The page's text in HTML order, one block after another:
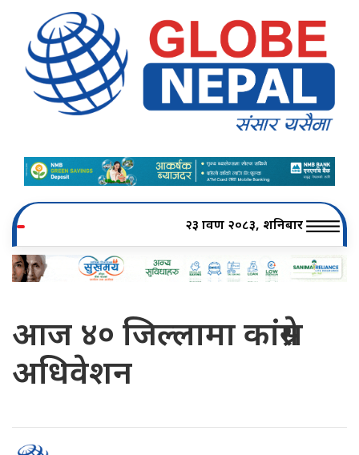
२३ श्रावण २०८३, शनिबार
आज ४० जिल्लामा कांग्रेस
अधिवेशन